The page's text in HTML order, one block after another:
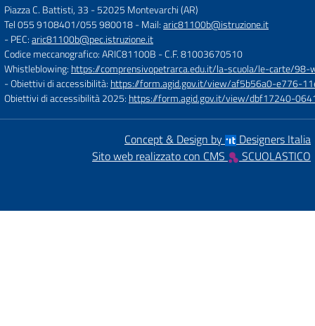
Piazza C. Battisti, 33 -52025 Montevarchi (AR)
Tel 055 9108401/055 980018- Mail:aric81100b@istruzione.it
- PEC:aric81100b@pec.istruzione.it
Codice meccanografico: ARIC81100B - C.F. 81003670510
Whistleblowing: https://comprensivopetrarca.edu.it/la-scuola/le-carte/98-
- Obiettivi di accessibilità: https://form.agid.gov.it/view/af5b56a0-e776-
Obiettivi di accessibilità 2025: https://form.agid.gov.it/view/dbf17240-
Concept & Design by
Designers Italia
Sito web realizzato con CMS
SCUOLASTICO